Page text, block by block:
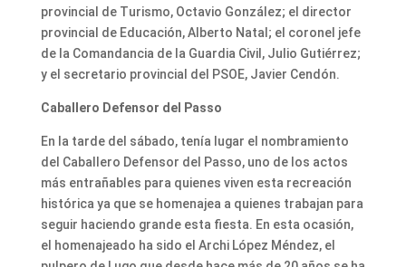
provincial de Turismo, Octavio González; el director
provincial de Educación, Alberto Natal; el coronel jefe
de la Comandancia de la Guardia Civil, Julio Gutiérrez;
y el secretario provincial del PSOE, Javier Cendón.
Caballero Defensor del Passo
En la tarde del sábado, tenía lugar el nombramiento
del Caballero Defensor del Passo, uno de los actos
más entrañables para quienes viven esta recreación
histórica ya que se homenajea a quienes trabajan para
seguir haciendo grande esta fiesta. En esta ocasión,
el homenajeado ha sido el Archi López Méndez, el